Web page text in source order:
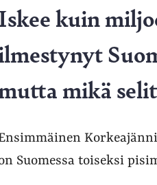
kuin
mikä
Suomessa toiseksi